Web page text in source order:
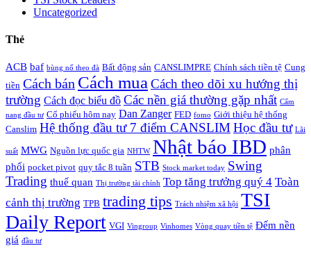
Uncategorized
Thẻ
ACB baf bùng nổ theo đà Bất động sản CANSLIMPRE Chính sách tiền tệ Cung
tiền Cách bán Cách mua Cách theo dõi xu hướng thị
trường Cách đọc biểu đồ Các nền giá thường gặp nhất Cẩm
nang đầu tư Cổ phiếu hôm nay Dan Zanger FED fomo Giới thiệu hệ thống
Canslim Hệ thống đầu tư 7 điểm CANSLIMHọc đầu tư Lãi
suất MWG Nguồn lực quốc gia NHTW Nhật báo IBD phân
phối pocket pivot quy tắc 8 tuần STB Stock market today Swing
Trading thuế quan Thị trường tài chính Top tăng trưởng quý 4 Toàn
cảnh thị trường TPB trading tips Trách nhiệm xã hội TSI
Daily Report VGI Vingroup Vinhomes Vòng quay tiền tệ Đếm nền
giá đầu tư